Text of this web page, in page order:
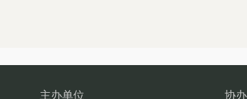
主办单位 协